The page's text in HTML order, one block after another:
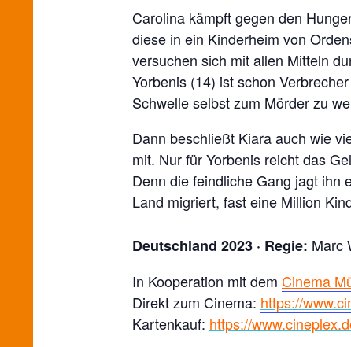
Carolina kämpft gegen den
diese in ein Kinderheim von
versuchen sich mit allen Mitteln
Yorbenis (14) ist schon
Schwelle selbst zum Mörder zu
Dann beschließt Kiara auch wie
mit. Nur für Yorbenis reicht das
Denn die feindliche Gang jagt ihn
Land migriert, fast eine Million
Deutschland 2023 · Regie: Marc
In Kooperation mit dem Cinema
Direkt zum Cinema: https://
Kartenkauf: https://